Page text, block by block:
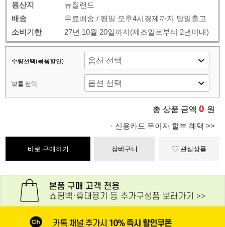
원산지
뉴질랜드
배송
무료배송 / 평일 오후4시결제까지 당일출고
소비기한
27년 10월 20일까지(제조일로부터 2년이내)
수량선택(묶음할인)
보틀 선택
총 상품 금액 0 원
· 신용카드 무이자 할부 혜택 >>
바로 구매하기 장바구니 관심상품